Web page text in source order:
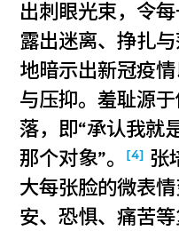
出刺眼光束，令
露出迷离、挣扎
地暗示出新冠疫
与压抑。羞耻源
落，即“承认我就
那个对象”。
[4] 张
大每张脸的微表
安、恐惧、痛苦